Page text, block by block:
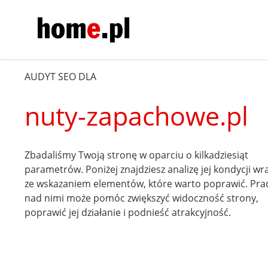
AUDYT SEO DLA
nuty-zapachowe.pl
Zbadaliśmy Twoją stronę w oparciu o kilkadziesiąt
parametrów. Poniżej znajdziesz analizę jej kondycji
ze wskazaniem elementów, które warto poprawić.
nad nimi może pomóc zwiększyć widoczność strony,
poprawić jej działanie i podnieść atrakcyjność.